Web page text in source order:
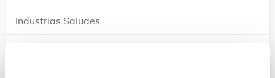
Industrias Saludes